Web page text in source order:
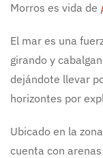
Morros es vida de
El mar es una
girando y
dejándote llevar
horizontes por
Ubicado en la
cuenta con